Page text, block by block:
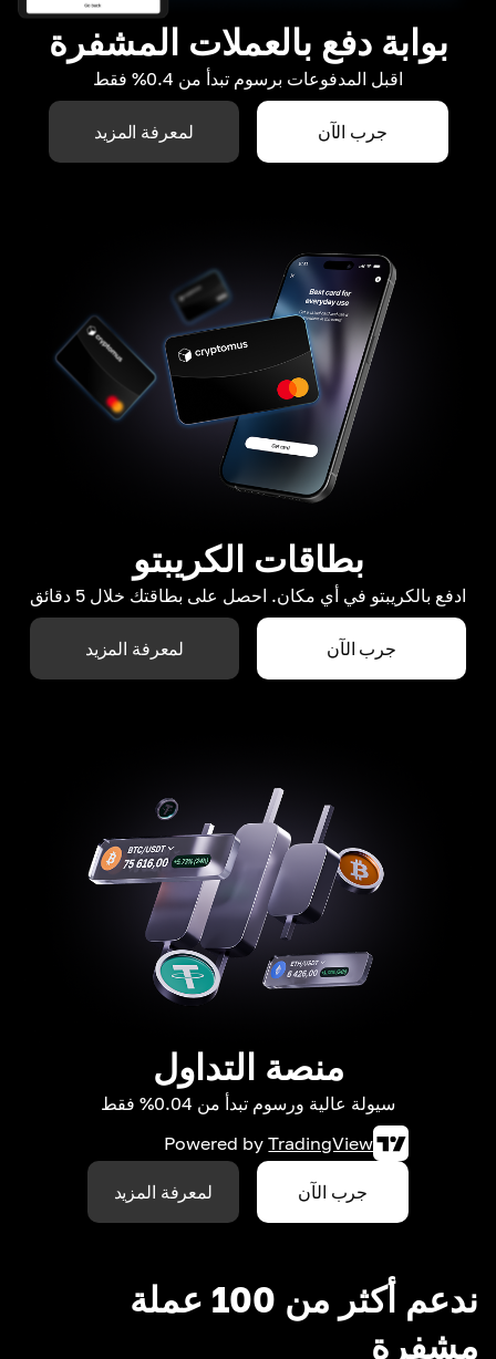
بوابة دفع بالعملات المشفرة
اقبل المدفوعات برسوم تبدأ من 0.4% فقط
جرب الآن لمعرفة المزيد
بطاقات الكريبتو
ادفع بالكريبتو في أي مكان. احصل على بطاقتك خلال 5 دقائق
جرب الآن لمعرفة المزيد
منصة التداول
سيولة عالية ورسوم تبدأ من 0.04% فقط
Powered by TradingView
جرب الآن لمعرفة المزيد
ندعم أكثر من 100 عملة
مشفرة